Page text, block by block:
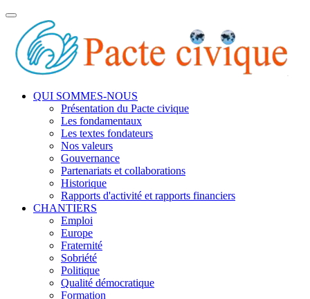
Toggle
navigation
QUI SOMMES-NOUS
Présentation du Pacte civique
Les fondamentaux
Les textes fondateurs
Nos valeurs
Gouvernance
Partenariats et collaborations
Historique
Rapports d'activité et rapports financiers
CHANTIERS
Emploi
Europe
Fraternité
Sobriété
Politique
Qualité démocratique
Formation